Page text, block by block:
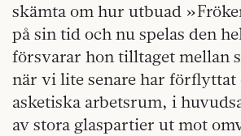
skämta om hur utbuad
på sin tid och nu spelas den
försvarar hon tilltaget mellan
när vi lite senare har förflyttat
asketiska arbetsrum, i
av stora glaspartier ut mot